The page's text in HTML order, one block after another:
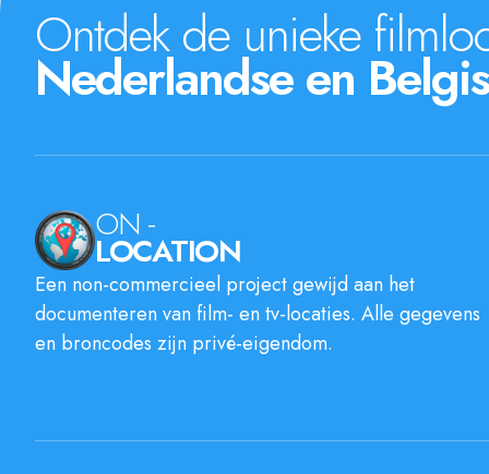
Ontdek de unieke
Nederlandse en
ON -
LOCATION
Een non-commercieel project gewijd aan het
documenteren van film- en tv-locaties. Alle gegevens
en broncodes zijn privé-eigendom.